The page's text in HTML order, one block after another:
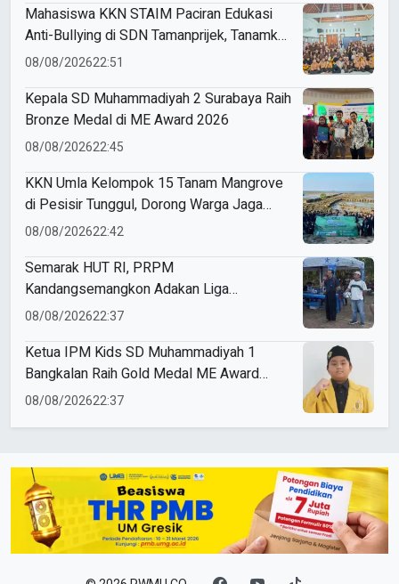
Mahasiswa KKN STAIM Paciran Edukasi
Anti-Bullying di SDN Tamanprijek, Tanamkan
Empati Sejak Dini
08/08/202622:51
Kepala SD Muhammadiyah 2 Surabaya Raih
Bronze Medal di ME Award 2026
08/08/202622:45
KKN Umla Kelompok 15 Tanam Mangrove
di Pesisir Tunggul, Dorong Warga Jaga
Lingkungan
08/08/202622:42
Semarak HUT RI, PRPM
Kandangsemangkon Adakan Liga
Kemerdekaan 2026
08/08/202622:37
Ketua IPM Kids SD Muhammadiyah 1
Bangkalan Raih Gold Medal ME Award
2026
08/08/202622:37